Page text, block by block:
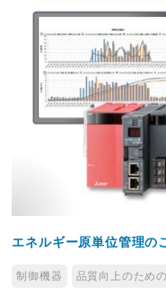
エネルギー原単位管理の
制御機器 品質向上のため